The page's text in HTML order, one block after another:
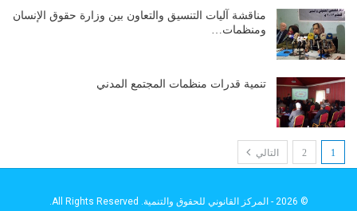
مناقشة آليات التنسيق والتعاون بين وزارة حقوق الإنسان
ومنظمات…
تنمية قدرات منظمات المجتمع المدني
1
2 التالي
© 2026 - المركز القانوني للحقوق والتنمية. All Rights Reserved.